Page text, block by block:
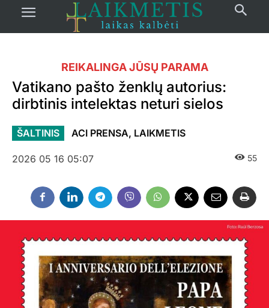
REIKALINGA JŪSŲ PARAMA
Vatikano pašto ženklų autorius:
dirbtinis intelektas neturi sielos
ŠALTINIS ACI PRENSA, LAIKMETIS
2026 05 16 05:07 55